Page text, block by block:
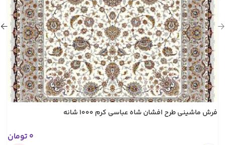
فرش ماشینی طرح افشان شاه عباسی کرم 1000 شانه
0 تومان